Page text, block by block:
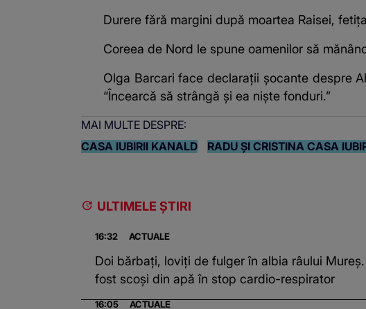
Durere fără margini după moartea Raisei,
Coreea de Nord le spune oamenilor să
Olga Barcari face declarații șocante despre
“Încearcă să strângă și ea niște fonduri.”
MAI MULTE DESPRE:
CASA IUBIRII KANALD
RADU ȘI CRISTINA CASA
ULTIMELE ȘTIRI
16:32 ACTUALE
Doi bărbați, loviți de fulger în albia râului
fost scoși din apă în stop cardio-respirator
16:05 ACTUALE